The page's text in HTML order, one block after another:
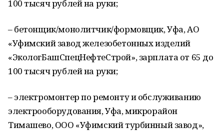
100 тысяч рублей на руки;
– бетонщик/монолитчик/формовщик, Уфа, АО
«Уфимский завод железобетонных изделий
«ЭкологБашСпецНефтеСтрой», зарплата от 65 до
100 тысяч рублей на руки;
– электромонтер по ремонту и обслуживанию
электрооборудования, Уфа, микрорайон
Тимашево, ООО «Уфимский турбинный завод»,